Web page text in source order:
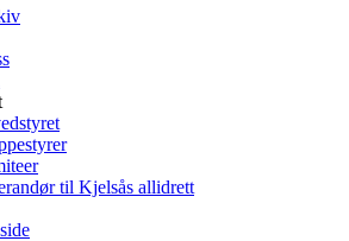
til Kjelsås allidrett